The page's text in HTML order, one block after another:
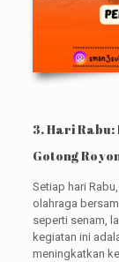
3. Hari
Gotong
Setiap hari
olahraga
seperti senam,
kegiatan ini
meningkatkan